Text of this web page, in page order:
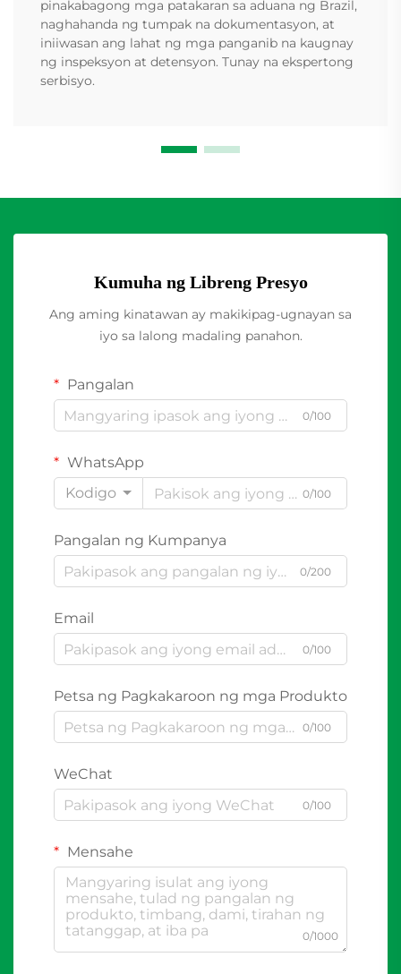
pinakabagong mga patakaran sa aduana ng Brazil,
naghahanda ng tumpak na dokumentasyon, at
iniiwasan ang lahat ng mga panganib na kaugnay
ng inspeksyon at detensyon. Tunay na ekspertong
serbisyo.
Kumuha ng Libreng Presyo
Ang aming kinatawan ay makikipag-ugnayan sa
iyo sa lalong madaling panahon.
Pangalan
0/100
WhatsApp
Kodigo
0/100
Pangalan ng Kumpanya
0/200
Email
0/100
Petsa ng Pagkakaroon ng mga Produkto
0/100
WeChat
0/100
Mensahe
0/1000